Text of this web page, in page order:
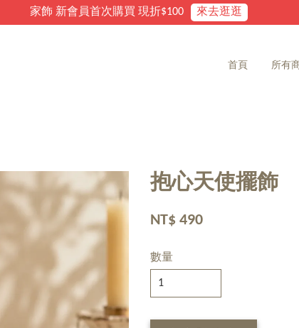
家飾雜貨 滿2000免運費
首頁 所有
抱心天使擺飾
NT$ 490
數量